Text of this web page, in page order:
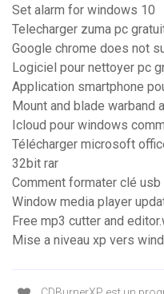
Set alarm for windows 10
Telecharger zuma pc
Google chrome does not
Logiciel pour nettoyer pc
Application smartphone
Mount and blade warband
Icloud pour windows
Télécharger microsoft
32bit rar
Comment formater clé
Window media player
Free mp3 cutter and
Mise a niveau xp vers